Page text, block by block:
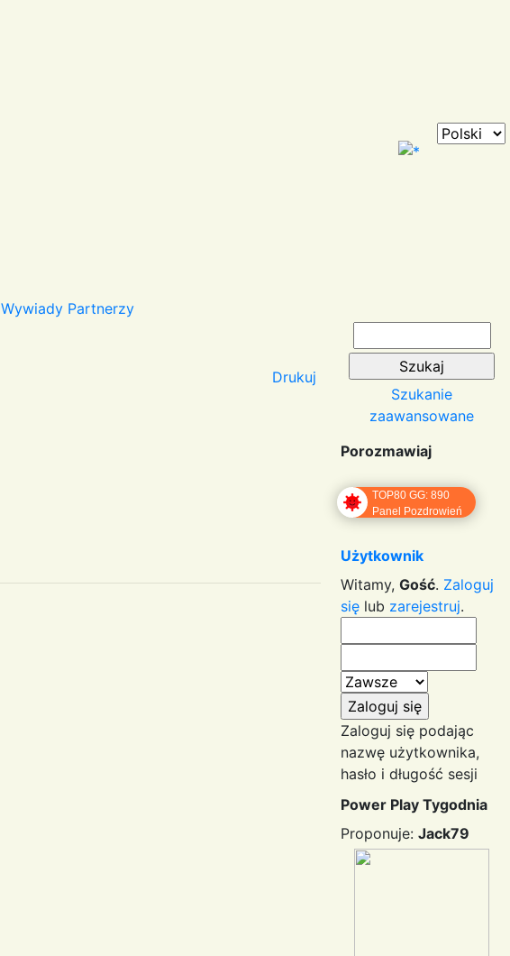
Wywiady Partnerzy
Drukuj
Szukanie
zaawansowane
Porozmawiaj
TOP80 GG: 890
Panel Pozdrowień
Użytkownik
Witamy, Gość. Zaloguj
się lub zarejestruj.
Zaloguj się podając
nazwę użytkownika,
hasło i długość sesji
Power Play Tygodnia
Proponuje: Jack79